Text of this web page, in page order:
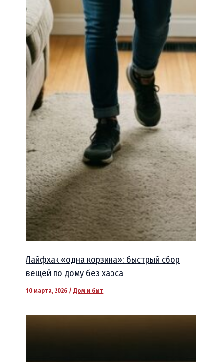
Лайфхак «одна корзина»: быстрый сбор
вещей по дому без хаоса
10 марта, 2026 /Дом и быт